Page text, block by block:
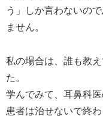
う」しか言わないの
ません。
私の場合は、誰も教
た。
学んでみて、耳鼻科
患者は治せないで終